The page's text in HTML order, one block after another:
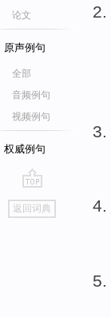
论文
原声例句
全部
音频例句
视频例句
权威例句
go
top
返回词典